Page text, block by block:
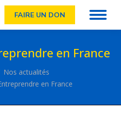
FAIRE UN DON
en France
Nos actualités
en France